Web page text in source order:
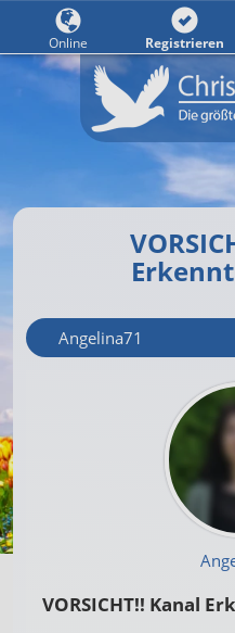
Angelina71
VORSICHT!! Kanal
Online Registrieren